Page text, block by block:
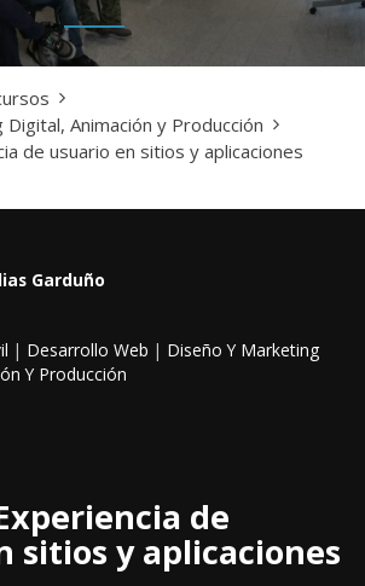
Animación y Producción
de usuario en sitios y aplicaciones
Garduño
| Desarrollo Web | Diseño Y Marketing
Y Producción
de
sitios y aplicaciones